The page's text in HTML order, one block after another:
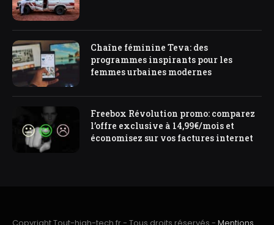
Chaîne féminine Teva: des
programmes inspirants pour les
femmes urbaines modernes
Freebox Révolution promo: comparez
l’offre exclusive à 14,99€/mois et
économisez sur vos factures internet